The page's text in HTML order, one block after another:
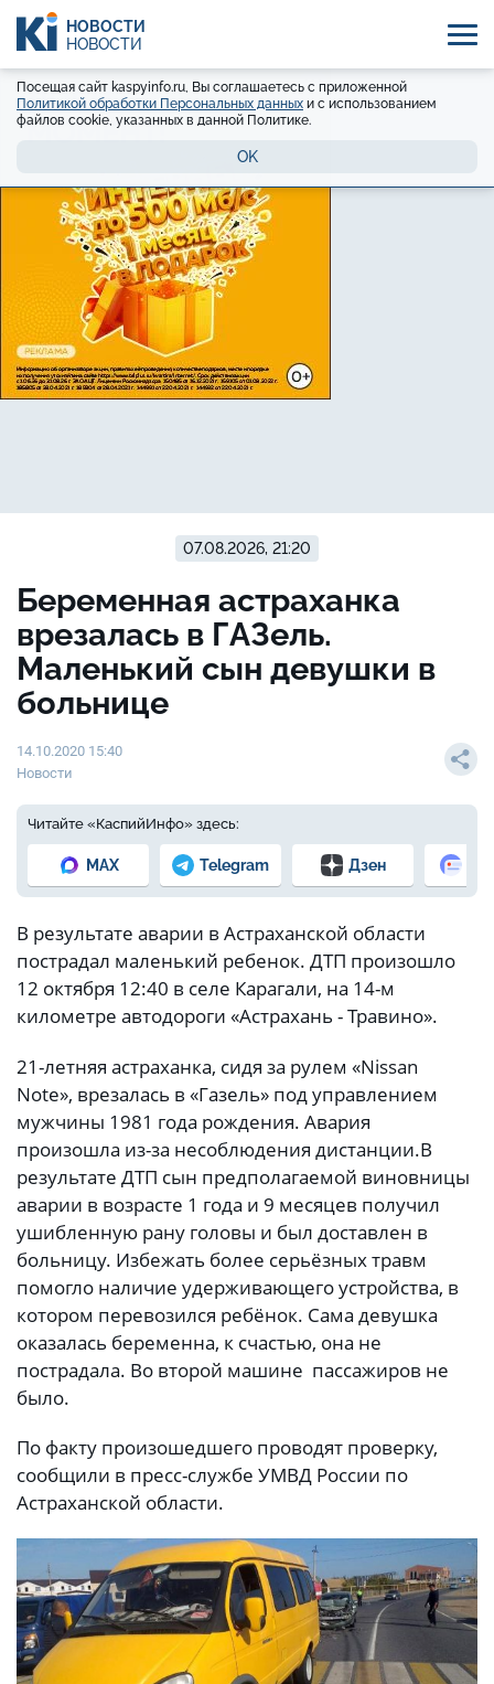
НОВОСТИ
НОВОСТИ
Посещая сайт kaspyinfo.ru, Вы соглашаетесь с приложенной
Политикой обработки Персональных данных и с использованием
файлов cookie, указанных в данной Политике.
OK
07.08.2026, 21:20
Беременная астраханка
врезалась в ГАЗель.
Маленький сын девушки в
больнице
14.10.2020 15:40
Новости
Читайте «КаспийИнфо» здесь:
MAX Telegram Дзен
В результате аварии в Астраханской области
пострадал маленький ребенок. ДТП произошло
12 октября 12:40 в селе Карагали, на 14-м
километре автодороги «Астрахань - Травино».
21-летняя астраханка, сидя за рулем «Nissan
Note», врезалась в «Газель» под управлением
мужчины 1981 года рождения. Авария
произошла из-за несоблюдения дистанции.В
результате ДТП сын предполагаемой виновницы
аварии в возрасте 1 года и 9 месяцев получил
ушибленную рану головы и был доставлен в
больницу. Избежать более серьёзных травм
помогло наличие удерживающего устройства, в
котором перевозился ребёнок. Сама девушка
оказалась беременна, к счастью, она не
пострадала. Во второй машине пассажиров не
было.
По факту произошедшего проводят проверку,
сообщили в пресс-службе УМВД России по
Астраханской области.